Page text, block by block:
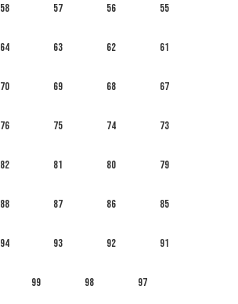
55
56
57
58
61
62
63
64
67
68
69
70
73
74
75
76
79
80
81
82
85
86
87
88
91
92
93
94
97
98
99